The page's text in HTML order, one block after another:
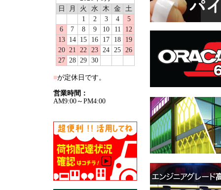
日
月 火 水 木 金
土
1
2 3 4
5
6
7 8 9 10 11
12
13
14 15 16 17 18
19
20
21 22 23 24 25
26
27
28 29 30
■が定休日です。
営業時間：
AM9:00～PM4:00